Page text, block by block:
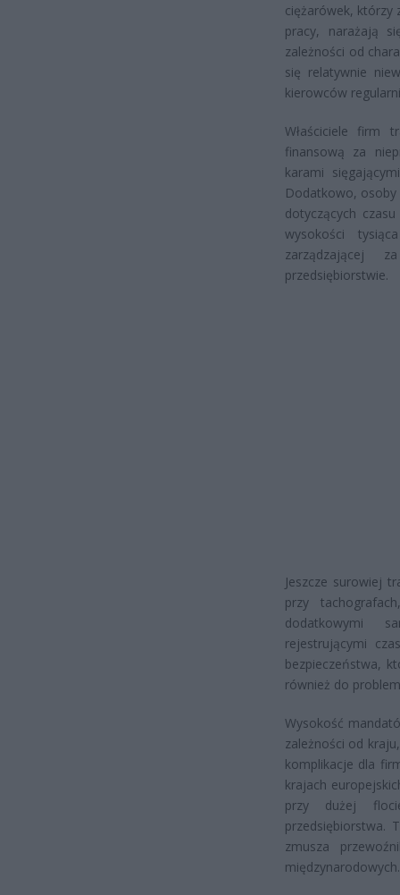
ciężarówek, którzy
pracy, narażają
zależności od
się relatywnie
kierowców
Właściciele firm
finansową za
karami
Dodatkowo,
dotyczących
wysokości
zarządzającej
przedsiębiorstwie.
Jeszcze surowiej
przy
dodatkowymi
rejestrującymi
bezpieczeństwa,
również do
Wysokość
zależności od
komplikacje dla
krajach
przy dużej
przedsiębiorstwa.
zmusza
międzynarodowych.